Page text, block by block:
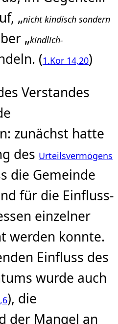
„nicht kindisch sondern
„kindlich-
(1.Kor 14,20)
Verstandes
zunächst hatte
des Urteilsvermögens
die Gemeinde
für die Einfluss-
einzelner
werden konnte.
Einfluss des
wurde auch
), die
der Mangel an